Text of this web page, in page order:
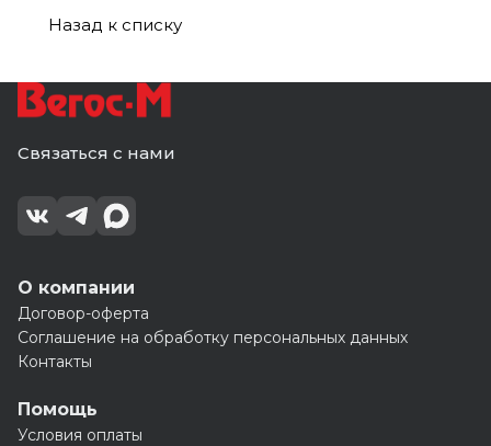
Назад к списку
Связаться с нами
О компании
Договор-оферта
Соглашение на обработку персональных данных
Контакты
Помощь
Условия оплаты